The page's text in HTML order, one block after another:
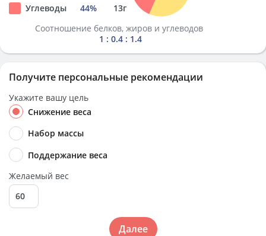
Углеводы
44% 13г
Соотношение белков, жиров и углеводов
1 : 0.4 : 1.4
Получите персональные рекомендации
Укажите вашу цель
Снижение веса
Набор массы
Поддержание веса
Желаемый вес
Далее